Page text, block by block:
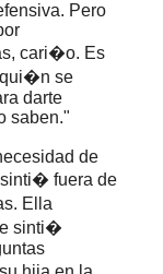
Pero
cari�o. Es
qui�n se
darte
saben."
de
sinti� fuera de
Ella
sinti�